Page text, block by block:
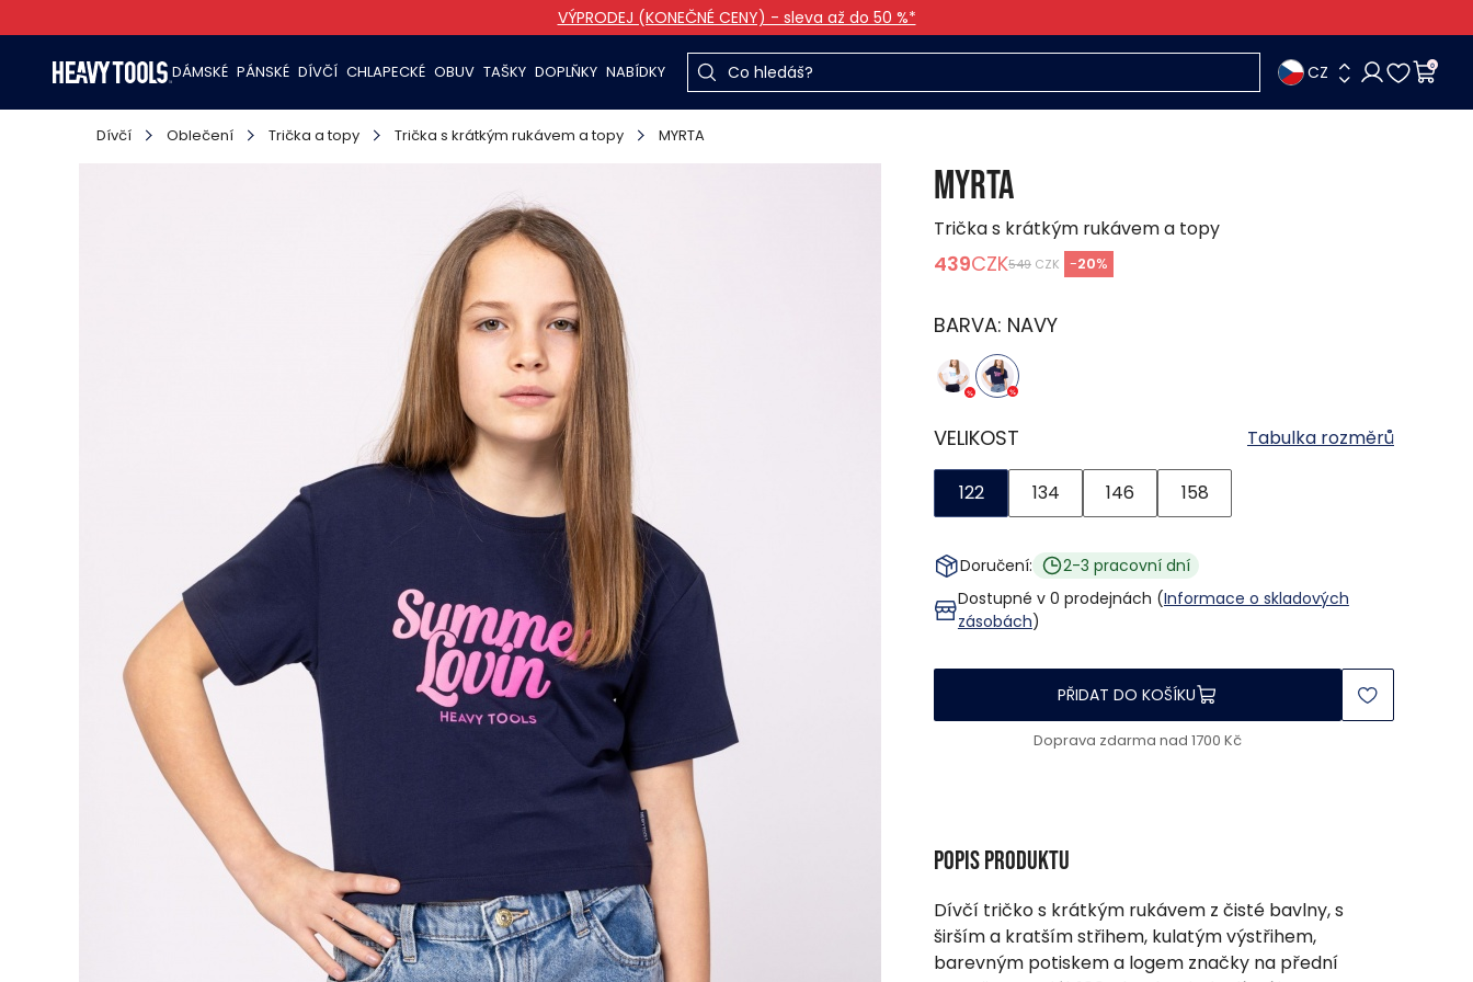
VÝPRODEJ (KONEČNÉ CENY) - sleva až do 50 %*
DÁMSKÉ PÁNSKÉ DÍVČÍ CHLAPECKÉ OBUV TAŠKY DOPLŇKY NABÍDKY CZ 0
Dívčí Oblečení Trička a topy Trička s krátkým rukávem a topy MYRTA
MYRTA
Trička s krátkým rukávem a topy
439CZK549 CZK -20%
BARVA: NAVY
VELIKOST Tabulka rozměrů
122 134 146 158
Doručení:
2-3 pracovní dní
Dostupné v 0 prodejnách (Informace o skladových
zásobách)
PŘIDAT DO KOŠÍKU
Doprava zdarma nad 1700 Kč
Popis produktu
Dívčí tričko s krátkým rukávem z čisté bavlny, s
širším a kratším střihem, kulatým výstřihem,
barevným potiskem a logem značky na přední